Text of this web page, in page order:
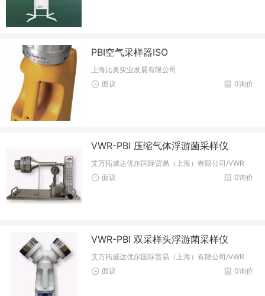
PBI空气采样器ISO
上海比奥实业发展有限公司
0询价
面议
VWR-PBI 压缩气体浮游菌采样仪
艾万拓威达优尔国际贸易（上海）有限公司/VWR
0询价
面议
VWR-PBI 双采样头浮游菌采样仪
艾万拓威达优尔国际贸易（上海）有限公司/VWR
0询价
面议